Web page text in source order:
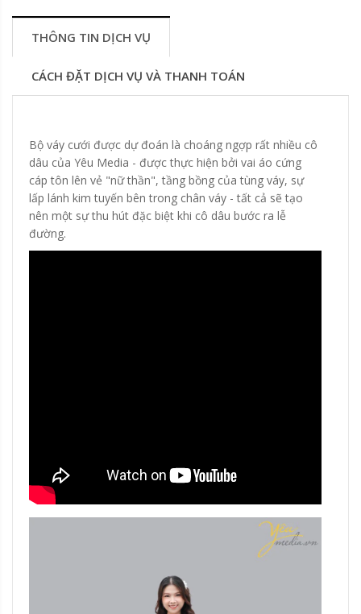
THÔNG TIN DỊCH VỤ
CÁCH ĐẶT DỊCH VỤ VÀ THANH TOÁN
Bộ váy cưới được dự đoán là choáng ngợp rất nhiều cô
dâu của Yêu Media - được thực hiện bởi vai áo cứng
cáp tôn lên vẻ "nữ thần", tầng bồng của tùng váy, sự
lấp lánh kim tuyến bên trong chân váy - tất cả sẽ tạo
nên một sự thu hút đặc biệt khi cô dâu bước ra lễ
đường.